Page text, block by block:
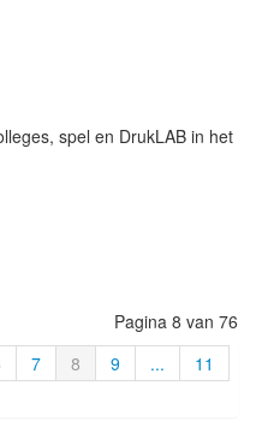
spel en DrukLAB in het
Pagina 8 van 76
7 8 9 ...
11